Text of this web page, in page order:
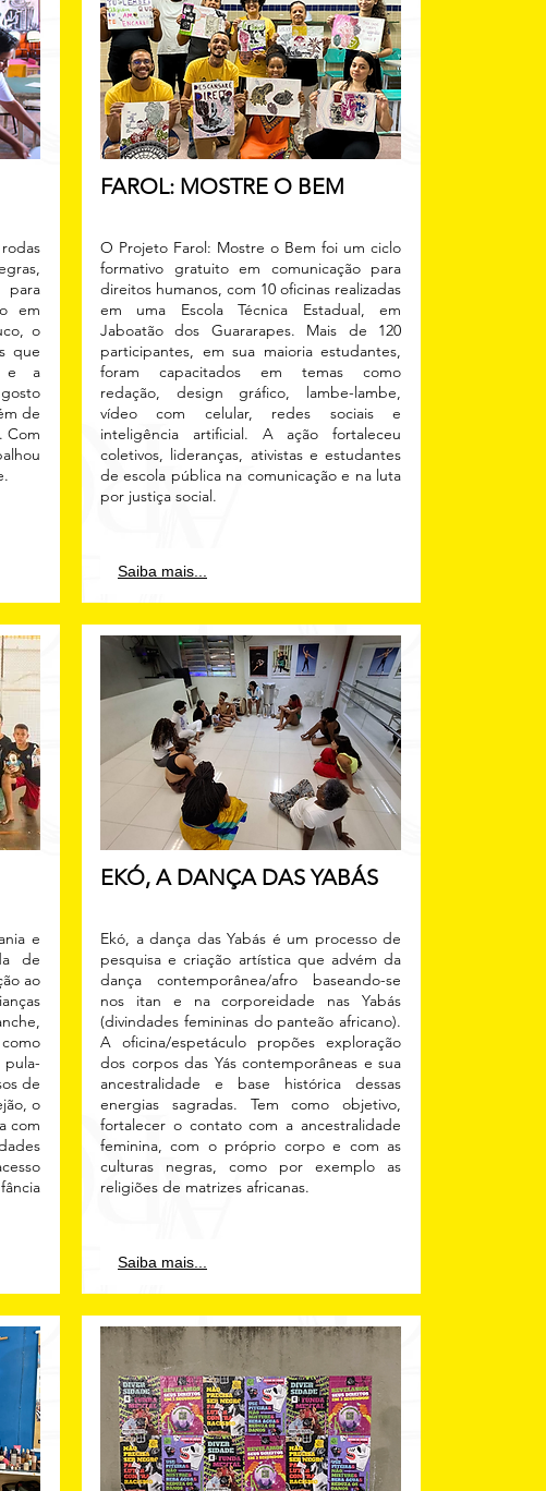
para
em
o
que
e a
de
Com
e
de
ao
de
o
com
FAROL: MOSTRE O BEM
O Projeto Farol: Mostre o Bem foi um ciclo
formativo gratuito em comunicação para
direitos humanos, com 10 oficinas realizadas
em uma Escola Técnica Estadual, em
Jaboatão dos Guararapes. Mais de 120
participantes, em sua maioria estudantes,
foram capacitados em temas como
redação, design gráfico, lambe-lambe,
vídeo com celular, redes sociais e
inteligência artificial. A ação fortaleceu
coletivos, lideranças, ativistas e estudantes
de escola pública na comunicação e na luta
por justiça social.
Saiba mais...
EKÓ, A DANÇA DAS YABÁS
Ekó, a dança das Yabás é um processo de
pesquisa e criação artística que advém da
dança contemporânea/afro baseando-se
nos itan e na corporeidade nas Yabás
(divindades femininas do panteão africano).
A oficina/espetáculo propões exploração
dos corpos das Yás contemporâneas e sua
ancestralidade e base histórica dessas
energias sagradas. Tem como objetivo,
fortalecer o contato com a ancestralidade
feminina, com o próprio corpo e com as
culturas negras, como por exemplo as
religiões de matrizes africanas.
Saiba mais...